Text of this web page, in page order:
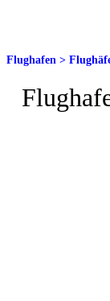
Flughafen >